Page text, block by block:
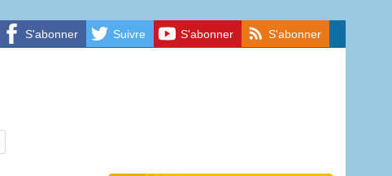
S'abonner Suivre S'abonner S'abonner